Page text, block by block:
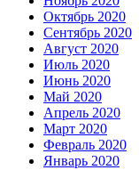
Октябрь 2020
Сентябрь 2020
Август 2020
Июль 2020
Июнь 2020
Май 2020
Апрель 2020
Март 2020
Февраль 2020
Январь 2020